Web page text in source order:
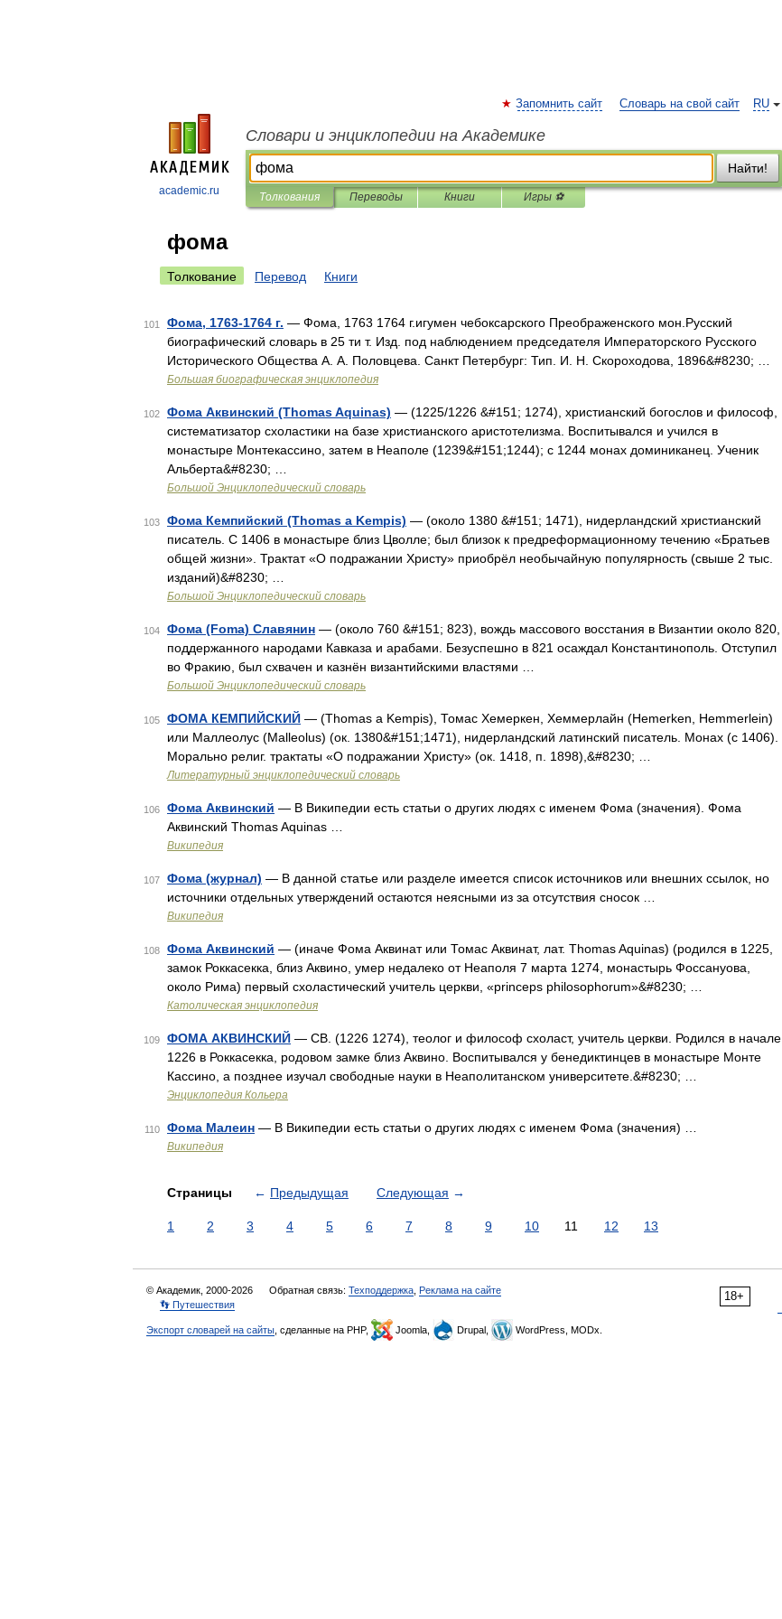
academic.ru
RU
Запомнить сайт Словарь на свой сайт
Словари и энциклопедии на Академике
Найти!
Толкования Переводы Книги Игры ⚽
фома
Толкование Перевод Книги
101 Фома, 1763-1764 г. — Фома, 1763 1764 г.игумен чебоксарского Преображенского мон.Русский
биографический словарь в 25 ти т. Изд. под наблюдением председателя Императорского Русского
Исторического Общества А. А. Половцева. Санкт Петербург: Тип. И. Н. Скороходова, 1896&#8230; …
Большая биографическая энциклопедия
102 Фома Аквинский (Thomas Aquinas) — (1225/1226 &#151; 1274), христианский богослов и философ,
систематизатор схоластики на базе христианского аристотелизма. Воспитывался и учился в
монастыре Монтекассино, затем в Неаполе (1239&#151;1244); с 1244 монах доминиканец. Ученик
Альберта&#8230; …
Большой Энциклопедический словарь
103 Фома Кемпийский (Thomas a Kempis) — (около 1380 &#151; 1471), нидерландский христианский
писатель. С 1406 в монастыре близ Цволле; был близок к предреформационному течению «Братьев
общей жизни». Трактат «О подражании Христу» приобрёл необычайную популярность (свыше 2 тыс.
изданий)&#8230; …
Большой Энциклопедический словарь
104 Фома (Foma) Славянин — (около 760 &#151; 823), вождь массового восстания в Византии около 820,
поддержанного народами Кавказа и арабами. Безуспешно в 821 осаждал Константинополь. Отступил
во Фракию, был схвачен и казнён византийскими властями …
Большой Энциклопедический словарь
105 ФОМА КЕМПИЙСКИЙ — (Thomas a Kempis), Томас Хемеркен, Хеммерлайн (Hemerken, Hemmerlein)
или Маллеолус (Malleolus) (ок. 1380&#151;1471), нидерландский латинский писатель. Монах (с 1406).
Морально религ. трактаты «О подражании Христу» (ок. 1418, п. 1898),&#8230; …
Литературный энциклопедический словарь
106 Фома Аквинский — В Википедии есть статьи о других людях с именем Фома (значения). Фома
Аквинский Thomas Aquinas …
Википедия
107 Фома (журнал) — В данной статье или разделе имеется список источников или внешних ссылок, но
источники отдельных утверждений остаются неясными из за отсутствия сносок …
Википедия
108 Фома Аквинский — (иначе Фома Аквинат или Томас Аквинат, лат. Thomas Aquinas) (родился в 1225,
замок Роккасекка, близ Аквино, умер недалеко от Неаполя 7 марта 1274, монастырь Фоссануова,
около Рима) первый схоластический учитель церкви, «princeps philosophorum»&#8230; …
Католическая энциклопедия
109 ФОМА АКВИНСКИЙ — СВ. (1226 1274), теолог и философ схоласт, учитель церкви. Родился в начале
1226 в Роккасекка, родовом замке близ Аквино. Воспитывался у бенедиктинцев в монастыре Монте
Кассино, а позднее изучал свободные науки в Неаполитанском университете.&#8230; …
Энциклопедия Кольера
110 Фома Малеин — В Википедии есть статьи о других людях с именем Фома (значения) …
Википедия
Страницы ← Предыдущая Следующая →
1 2 3 4 5 6 7 8 9 10 11 12 13
18+
© Академик, 2000-2026 Обратная связь: Техподдержка Реклама на сайте
👣 Путешествия
Экспорт словарей на сайты , сделанные на PHP, Joomla, Drupal, WordPress, MODx.